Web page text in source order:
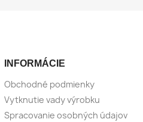
INFORMÁCIE
Obchodné podmienky
Vytknutie vady výrobku
Spracovanie osobných údajov